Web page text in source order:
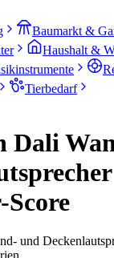
Baumarkt &
Haushalt &
Tierbedarf
Dali
Score
und